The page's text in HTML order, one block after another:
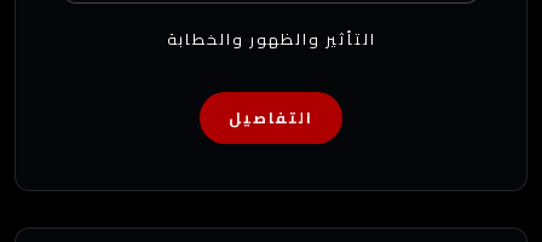
التأثير والظهور والخطابة
التفاصيل